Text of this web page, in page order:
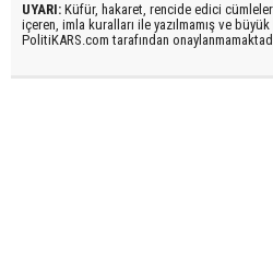
UYARI: Küfür, hakaret, rencide edici cümleler
içeren, imla kuralları ile yazılmamış ve
PolitiKARS.com tarafından